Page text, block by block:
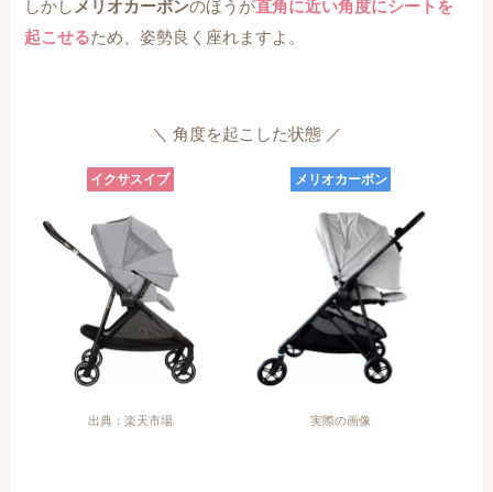
しかし メリオカーボンのほうが直角に近い角度にシートを
起こせるため、姿勢良く座れますよ。
＼ 角度を起こした状態 ／
イクサスイブ
出典：楽天市場
メリオカーボン
実際の画像